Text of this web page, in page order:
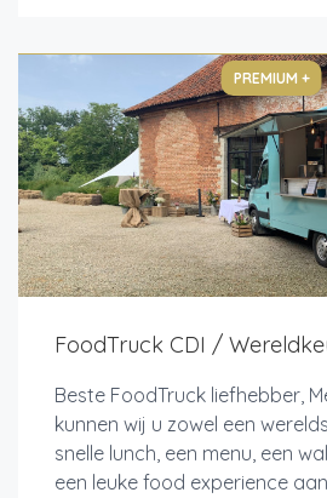
PREMIUM +
FoodTruck CDI /
Beste FoodTruck liefhebber,
kunnen wij u zowel een
snelle lunch, een menu, een
een leuke food experience